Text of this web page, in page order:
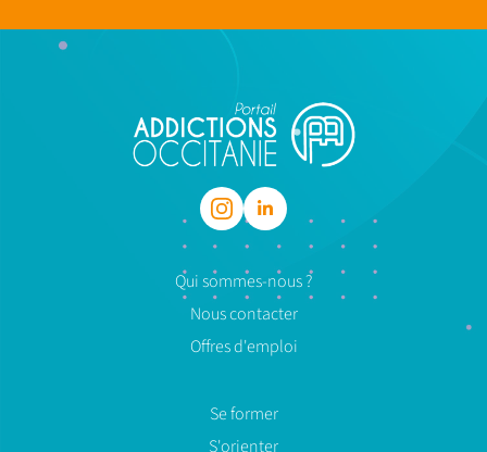
Qui sommes-nous ?
Nous contacter
Offres d'emploi
Se former
S'orienter